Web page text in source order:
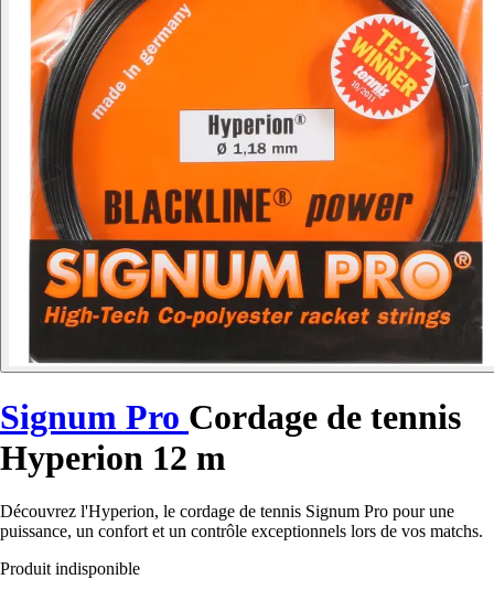
Signum Pro Cordage de tennis
Hyperion 12 m
Découvrez l'Hyperion, le cordage de tennis Signum Pro pour une
puissance, un confort et un contrôle exceptionnels lors de vos matchs.
Produit indisponible